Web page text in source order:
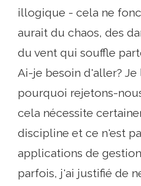
illogique - cela ne
aurait du chaos, des
du vent qui souffle
Ai-je besoin d'aller? Je
pourquoi rejetons-
cela nécessite
discipline et ce n'est
applications de
parfois, j'ai justifié de